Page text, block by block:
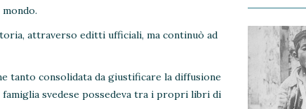
attraverso editti ufficiali, ma continuò ad
tanto consolidata da giustificare la diffusione
svedese possedeva tra i propri libri di